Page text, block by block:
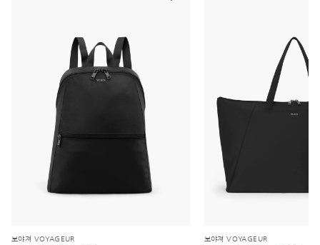
보야져 VOYAGEUR 보야져 VOYAGEUR